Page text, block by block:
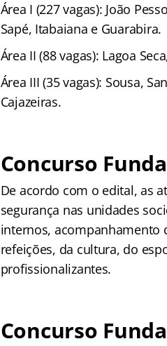
Área I (227 vagas): João
Sapé, Itabaiana e Guarabira.
Área II (88 vagas): Lagoa
Área III (35 vagas): Sousa,
Cajazeiras.
Concurso
De acordo com o edital, as
segurança nas unidades
internos, acompanhamento
refeições, da cultura, do
profissionalizantes.
Concurso